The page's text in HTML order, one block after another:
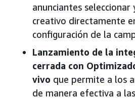
anunciantes
creativo directamente
configuración de la
Lanzamiento de la
cerrada con
vivo que permite a los
de manera efectiva a